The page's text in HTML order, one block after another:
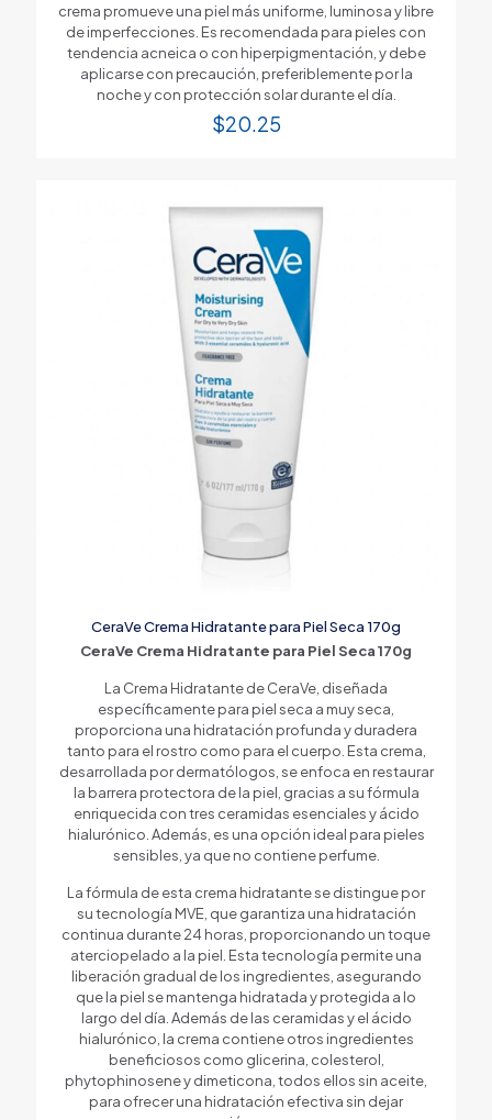
crema promueve una piel más uniforme, luminosa y libre
de imperfecciones. Es recomendada para pieles con
tendencia acneica o con hiperpigmentación, y debe
aplicarse con precaución, preferiblemente por la
noche y con protección solar durante el día.
$20.25
CeraVe Crema Hidratante para Piel Seca 170g
CeraVe Crema Hidratante para Piel Seca 170g
La Crema Hidratante de CeraVe, diseñada
específicamente para piel seca a muy seca,
proporciona una hidratación profunda y duradera
tanto para el rostro como para el cuerpo. Esta crema,
desarrollada por dermatólogos, se enfoca en restaurar
la barrera protectora de la piel, gracias a su fórmula
enriquecida con tres ceramidas esenciales y ácido
hialurónico. Además, es una opción ideal para pieles
sensibles, ya que no contiene perfume.
La fórmula de esta crema hidratante se distingue por
su tecnología MVE, que garantiza una hidratación
continua durante 24 horas, proporcionando un toque
aterciopelado a la piel. Esta tecnología permite una
liberación gradual de los ingredientes, asegurando
que la piel se mantenga hidratada y protegida a lo
largo del día. Además de las ceramidas y el ácido
hialurónico, la crema contiene otros ingredientes
beneficiosos como glicerina, colesterol,
phytophinosene y dimeticona, todos ellos sin aceite,
para ofrecer una hidratación efectiva sin dejar